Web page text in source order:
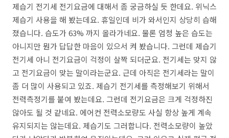
제습기 전기세 전기요금에 대해서 좀 궁금하실 듯 한데요. 위닉스
제습기 사용을 해 봤는데요. 휴일인데 비가 와서인지 상당히 습해
졌습니다. 습도가 63% 까지 올라가네요. 물론 엄청 높은 습도는
아니지만 뭔가 답답한 마음이 있으서 켜 봤습니다. 그런데 제습기
전기세 아니 전기요금이 걱정이 살짝 되더군요. 전기세는 맞지 않
고 전기요금이 맞는 말이라는군요. 근데 아직은 전기세라는 말이
좀 더 많이 사용되고 있죠. 제습기 전기세를 측정해보기 위해서
전력측정기를 붙여 봤는데요. 그런데 전기요금은 크게 걱정하진
않아도 될 것 같네요. 에어컨 전력소모량도 사실 항상 높게 계속
유지되지는 않는데요. 제습기도 그러합니다. 전력소모량이 높았